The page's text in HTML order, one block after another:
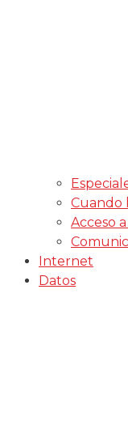
Cuando
Acceso
Internet
Datos